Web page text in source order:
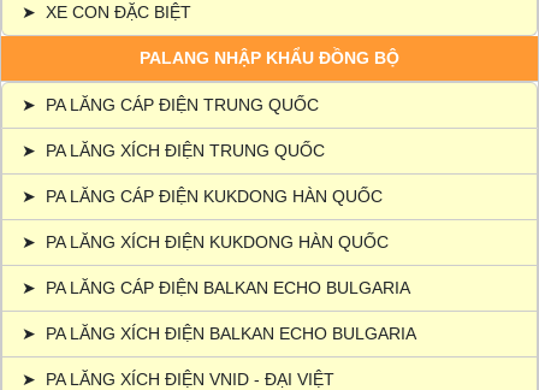
➤ XE CON ĐẶC BIỆT
PALANG NHẬP KHẨU ĐỒNG BỘ
➤ PA LĂNG CÁP ĐIỆN TRUNG QUỐC
➤ PA LĂNG XÍCH ĐIỆN TRUNG QUỐC
➤ PA LĂNG CÁP ĐIỆN KUKDONG HÀN QUỐC
➤ PA LĂNG XÍCH ĐIỆN KUKDONG HÀN QUỐC
➤ PA LĂNG CÁP ĐIỆN BALKAN ECHO BULGARIA
➤ PA LĂNG XÍCH ĐIỆN BALKAN ECHO BULGARIA
➤ PA LĂNG XÍCH ĐIỆN VNID - ĐẠI VIỆT